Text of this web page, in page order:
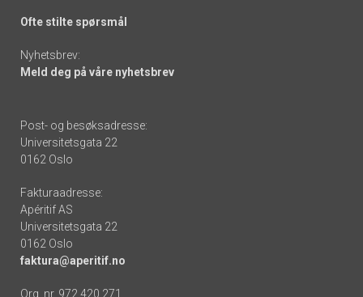
Ofte stilte spørsmål
Nyhetsbrev:
Meld deg på våre nyhetsbrev
Post- og besøksadresse:
Universitetsgata 22
0162 Oslo
Fakturaadresse:
Apéritif AS
Universitetsgata 22
0162 Oslo
faktura@aperitif.no
Org. nr. 972 420 271